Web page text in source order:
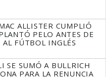
ALLISTER CUMPLIÓ
PELO ANTES DE
AL FÚTBOL INGLÉS
SE SUMÓ A BULLRICH
PARA LA RENUNCIA